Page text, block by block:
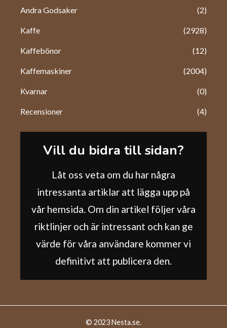
Andra Godsaker (2)
Kaffe (2928)
Kaffebönor (12)
Kaffemaskiner (2004)
Kvarnar (0)
Recensioner (4)
Vill du bidra till sidan?
Låt oss veta om du har några
intressanta artiklar att lägga upp på
vår hemsida. Om din artikel följer våra
riktlinjer och är intressant och kan ge
värde för våra användare kommer vi
definitivt att publicera den.
© 2023 Nesta.se.